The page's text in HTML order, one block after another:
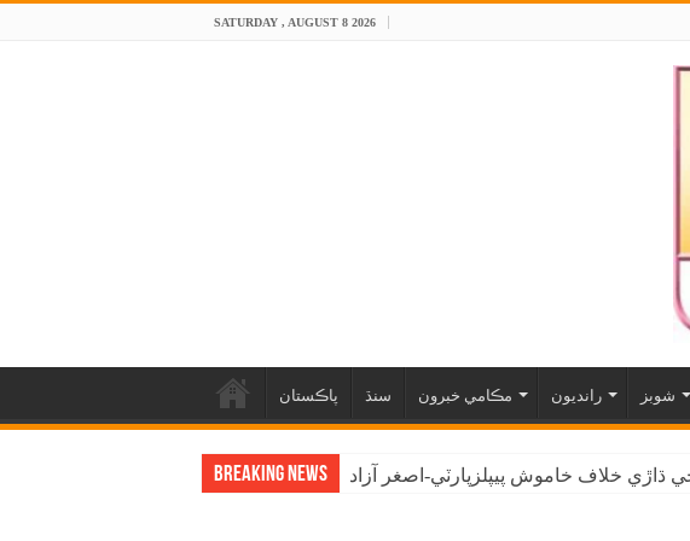
SATURDAY , AUGUST 8 2026
پاڪستان سنڌ مڪامي خبرون رانديون شوبز
Breaking News ڌاڙي خلاف خاموش پيپلزپارٽي-اصغر آزاد